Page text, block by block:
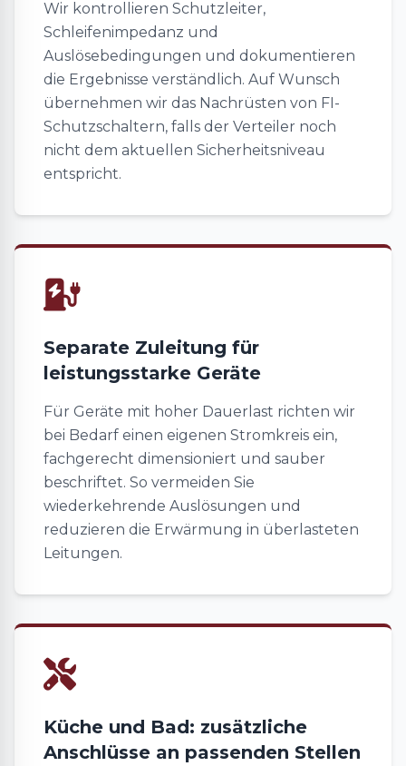
Wir kontrollieren Schutzleiter,
Schleifenimpedanz und
Auslösebedingungen und dokumentieren
die Ergebnisse verständlich. Auf Wunsch
übernehmen wir das Nachrüsten von FI-
Schutzschaltern, falls der Verteiler noch
nicht dem aktuellen Sicherheitsniveau
entspricht.
Separate Zuleitung für
leistungsstarke Geräte
Für Geräte mit hoher Dauerlast richten wir
bei Bedarf einen eigenen Stromkreis ein,
fachgerecht dimensioniert und sauber
beschriftet. So vermeiden Sie
wiederkehrende Auslösungen und
reduzieren die Erwärmung in überlasteten
Leitungen.
Küche und Bad: zusätzliche
Anschlüsse an passenden Stellen